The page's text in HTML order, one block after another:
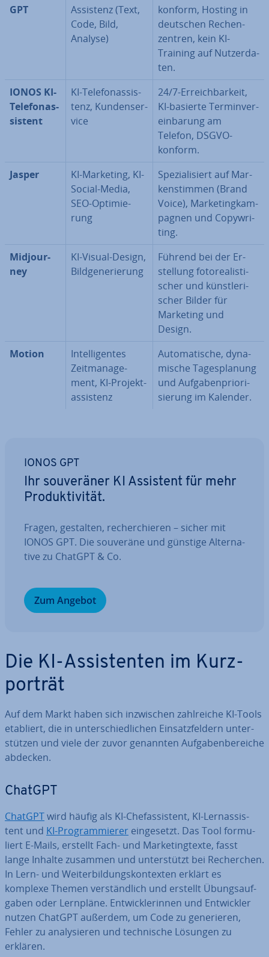
GPT
Assistenz (Text,
Code, Bild,
Analyse)
konform, Hosting in
deutschen Re­chen­
zen­tren, kein KI-
Training auf Nut­zer­da­
ten.
IONOS KI-
Te­le­fon­as­
sis­tent
KI-Te­le­fon­as­sis­
tenz, Kun­den­ser­
vice
24/7-Er­reich­bar­keit,
KI-basierte Ter­min­ver­
ein­ba­rung am
Telefon, DSGVO-
konform.
Jasper
KI-Marketing, KI-
Social-Media,
SEO-Op­ti­mie­
rung
Spe­zia­li­siert auf Mar­
ken­stim­men (Brand
Voice), Mar­ke­ting­kam­
pa­gnen und Co­py­wri­
ting.
Mid­jour­
ney
KI-Visual-Design,
Bild­ge­ne­rie­rung
Führend bei der Er­
stel­lung fo­to­rea­lis­ti­
scher und künst­le­ri­
scher Bilder für
Marketing und
Design.
Motion
In­tel­li­gen­tes
Zeit­ma­nage­
ment, KI-Pro­jekt­
as­sis­tenz
Au­to­ma­ti­sche, dy­na­
mi­sche Ta­ges­pla­nung
und Auf­ga­ben­prio­ri­
sie­rung im Kalender.
IONOS GPT
Ihr sou­ve­rä­ner KI Assistent für mehr
Pro­duk­ti­vi­tät.
Fragen, gestalten, re­cher­chie­ren – sicher mit
IONOS GPT. Die souveräne und günstige Al­ter­na­
ti­ve zu ChatGPT & Co.
Zum Angebot
Die KI-As­sis­ten­ten im Kurz­
por­trät
Auf dem Markt haben sich in­zwi­schen zahl­rei­che KI-Tools
etabliert, die in un­ter­schied­li­chen Ein­satz­fel­dern un­ter­
stüt­zen und viele der zuvor genannten Auf­ga­ben­be­rei­che
abdecken.
ChatGPT
ChatGPTwird häufig als KI-Chef­as­sis­tent, KI-Lern­as­sis­
tent und KI-Pro­gram­mie­rer ein­ge­setzt. Das Tool for­mu­
liert E-Mails, erstellt Fach- und Mar­ke­ting­tex­te, fasst
lange Inhalte zusammen und un­ter­stützt bei Re­cher­chen.
In Lern- und Wei­ter­bil­dungs­kon­tex­ten erklärt es
komplexe Themen ver­ständ­lich und erstellt Übungs­auf­
ga­ben oder Lernpläne. Ent­wick­le­rin­nen und Ent­wick­ler
nutzen ChatGPT außerdem, um Code zu ge­ne­rie­ren,
Fehler zu ana­ly­sie­ren und tech­ni­sche Lösungen zu
erklären.